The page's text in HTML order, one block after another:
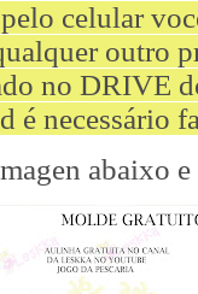
celular
outro
no DRIVE
é necessário
abaixo